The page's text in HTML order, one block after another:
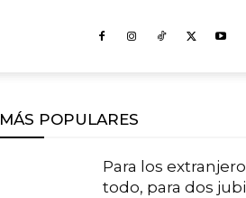
MÁS POPULARES
Para los
todo, para dos